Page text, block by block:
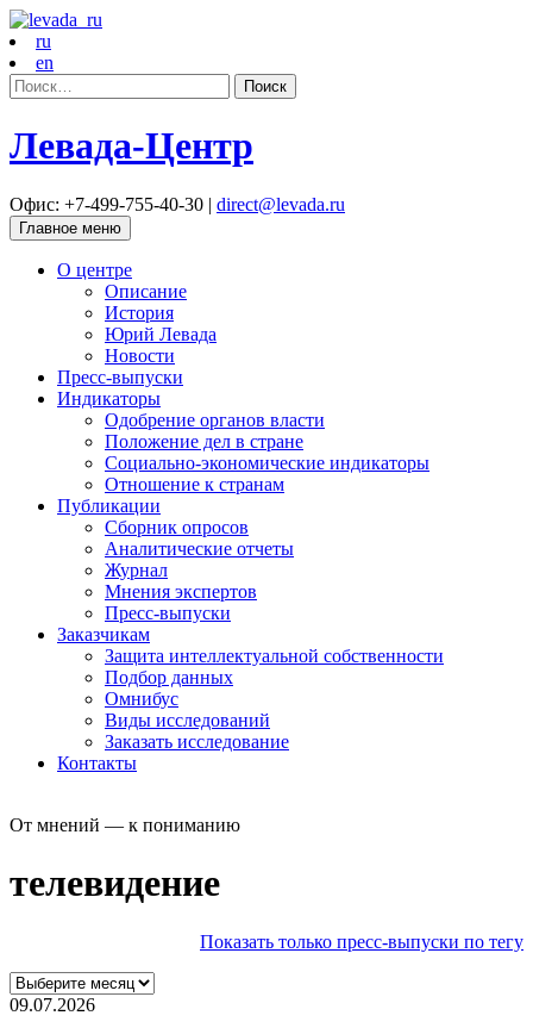
ru
en
Найти:
Левада-Центр
Офис: +7-499-755-40-30 | direct@levada.ru
Главное меню
О центре
Описание
История
Юрий Левада
Новости
Пресс-выпуски
Индикаторы
Одобрение органов власти
Положение дел в стране
Социально-экономические индикаторы
Отношение к странам
Публикации
Сборник опросов
Аналитические отчеты
Журнал
Мнения экспертов
Пресс-выпуски
Заказчикам
Защита интеллектуальной собственности
Подбор данных
Омнибус
Виды исследований
Заказать исследование
Контакты
От мнений — к пониманию
телевидение
Показать только пресс-выпуски по тегу
09.07.2026